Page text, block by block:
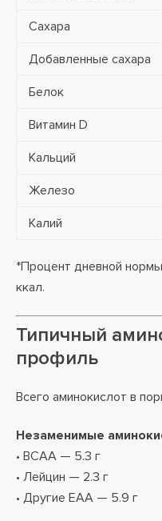
Сахара
Добавленные сахара
Белок
Витамин D
Кальций
Железо
Калий
*Процент дневной
ккал.
Типичный
профиль
Всего аминокислот в
Незаменимые
• BCAA — 5.3 г
• Лейцин — 2.3 г
• Другие EAA — 5.9 г